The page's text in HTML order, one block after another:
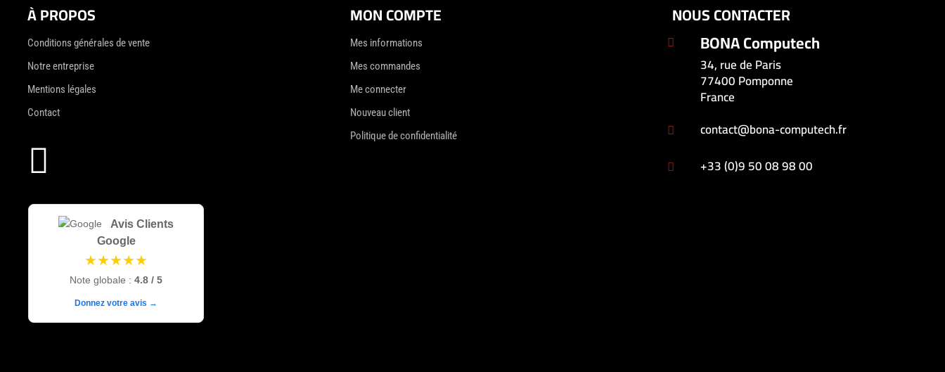
À PROPOS
Conditions générales de vente
Notre entreprise
Mentions légales
Contact

Avis Clients
Google
★★★★★
Note globale : 4.8 / 5
Donnez votre avis →
MON COMPTE
Mes informations
Mes commandes
Me connecter
Nouveau client
Politique de confidentialité
NOUS CONTACTER
 BONA Computech
34, rue de Paris
77400 Pomponne
France
 contact@bona-computech.fr
 +33 (0)9 50 08 98 00